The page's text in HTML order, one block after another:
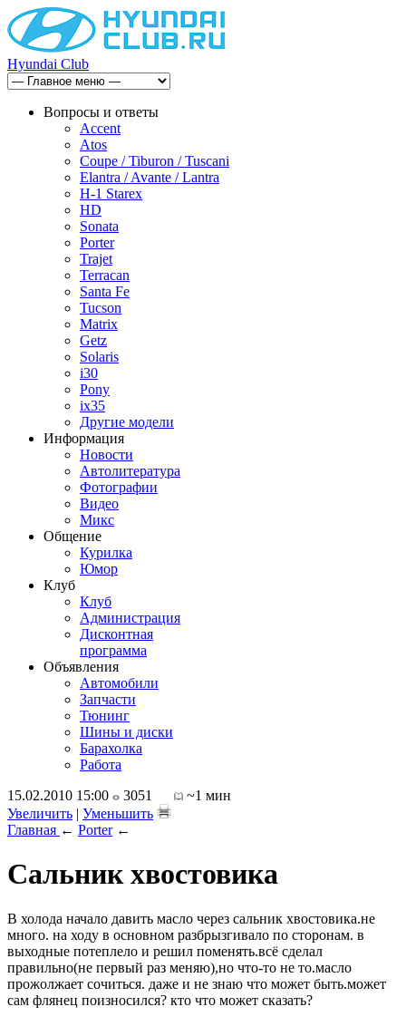
Hyundai Club
Вопросы и ответы
Accent
Atos
Coupe / Tiburon / Tuscani
Elantra / Avante / Lantra
H-1 Starex
HD
Sonata
Porter
Trajet
Terracan
Santa Fe
Tucson
Matrix
Getz
Solaris
i30
Pony
ix35
Другие модели
Информация
Новости
Автолитература
Фотографии
Видео
Микс
Общение
Курилка
Юмор
Клуб
Клуб
Администрация
Дисконтная
программа
Объявления
Автомобили
Запчасти
Тюнинг
Шины и диски
Барахолка
Работа
15.02.2010 15:00
3051
~1 мин
Увеличить | Уменьшить
Главная ← Porter←
Сальник хвостовика
В холода начало давить масло через сальник хвостовика.не
много. на ходу в основном разбрызгивало по сторонам. в
выходные потеплело и решил поменять.всё сделал
правильно(не первый раз меняю),но что-то не то.масло
прожолжает сочиться. даже и не знаю что может быть.может
сам флянец поизносился? кто что может сказать?